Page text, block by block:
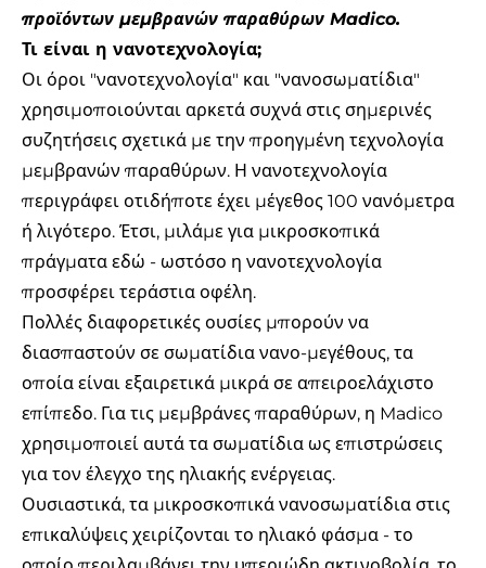
προϊόντων μεμβρανών παραθύρων Madico.
Τι είναι η νανοτεχνολογία;
Οι όροι "νανοτεχνολογία" και "νανοσωματίδια"
χρησιμοποιούνται αρκετά συχνά στις σημερινές
συζητήσεις σχετικά με την προηγμένη τεχνολογία
μεμβρανών παραθύρων. Η νανοτεχνολογία
περιγράφει οτιδήποτε έχει μέγεθος 100 νανόμετρα
ή λιγότερο. Έτσι, μιλάμε για μικροσκοπικά
πράγματα εδώ - ωστόσο η νανοτεχνολογία
προσφέρει τεράστια οφέλη.
Πολλές διαφορετικές ουσίες μπορούν να
διασπαστούν σε σωματίδια νανο-μεγέθους, τα
οποία είναι εξαιρετικά μικρά σε απειροελάχιστο
επίπεδο. Για τις μεμβράνες παραθύρων, η Madico
χρησιμοποιεί αυτά τα σωματίδια ως επιστρώσεις
για τον έλεγχο της ηλιακής ενέργειας.
Ουσιαστικά, τα μικροσκοπικά νανοσωματίδια στις
επικαλύψεις χειρίζονται το ηλιακό φάσμα - το